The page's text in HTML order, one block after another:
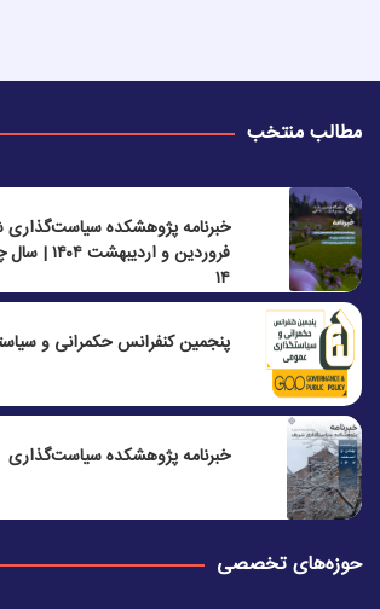
مطالب منتخب
۱۴
پنجمين كنفرانس حكمرانی و
خبرنامه پژوهشکده سیاست‌گذاری
حوزه‌های تخصصی